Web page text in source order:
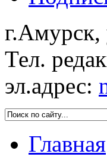
г.Амурск,
Тел.
эл.адрес:
Главная